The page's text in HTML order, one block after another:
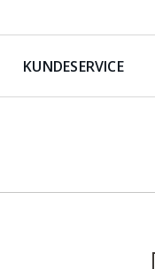
KUNDESERVICE